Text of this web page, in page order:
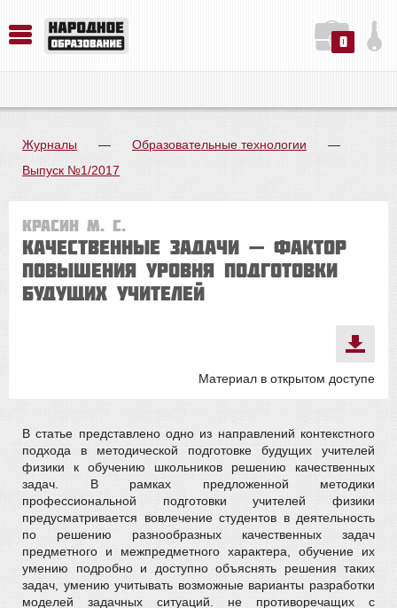
0
Журналы — Образовательные технологии
—
Выпуск №1/2017
Красин М. С.
Качественные задачи — фактор
повышения уровня подготовки
будущих учителей
Материал в открытом доступе
В статье представлено одно из направлений контекстного
подхода в методической подготовке будущих учителей
физики к обучению школьников решению качественных
задач. В рамках предложенной методики
профессиональной подготовки учителей физики
предусматривается вовлечение студентов в деятельность
по решению разнообразных качественных задач
предметного и межпредметного характера, обучение их
умению подробно и доступно объяснять решения таких
задач, умению учитывать возможные варианты разработки
моделей задачных ситуаций. не противоречащих с